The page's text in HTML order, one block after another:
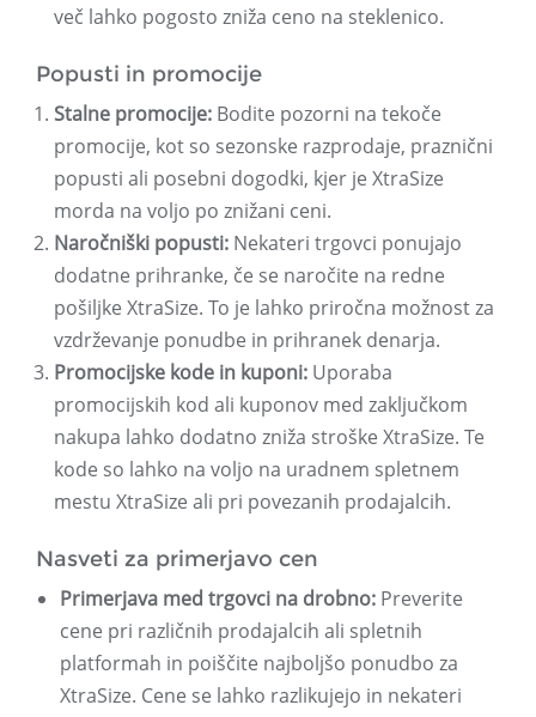
več lahko pogosto zniža ceno na steklenico.
Popusti in promocije
Stalne promocije: Bodite pozorni na tekoče
promocije, kot so sezonske razprodaje, praznični
popusti ali posebni dogodki, kjer je XtraSize
morda na voljo po znižani ceni.
Naročniški popusti: Nekateri trgovci ponujajo
dodatne prihranke, če se naročite na redne
pošiljke XtraSize. To je lahko priročna možnost za
vzdrževanje ponudbe in prihranek denarja.
Promocijske kode in kuponi: Uporaba
promocijskih kod ali kuponov med zaključkom
nakupa lahko dodatno zniža stroške XtraSize. Te
kode so lahko na voljo na uradnem spletnem
mestu XtraSize ali pri povezanih prodajalcih.
Nasveti za primerjavo cen
Primerjava med trgovci na drobno: Preverite
cene pri različnih prodajalcih ali spletnih
platformah in poiščite najboljšo ponudbo za
XtraSize. Cene se lahko razlikujejo in nekateri